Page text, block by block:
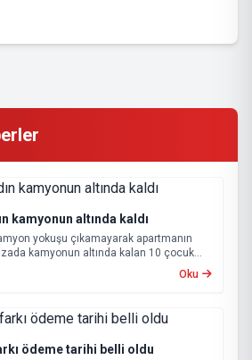
kamyonun altında kaldı
yokuşu çıkamayarak apartmanın
kamyonun altında kalan 10 çocuk
hayatını kaybetti.
Oku
ödeme tarihi belli oldu